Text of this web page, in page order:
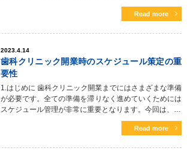
Read more
2023.4.14
歯科クリニック開業時のスケジュール策定の重
要性
1.はじめに 歯科クリニック開業までにはさまざまな準備
が必要です。全ての準備を滞りなく進めていくためには
スケジュール管理が非常に重要となります。今回は、…
Read more